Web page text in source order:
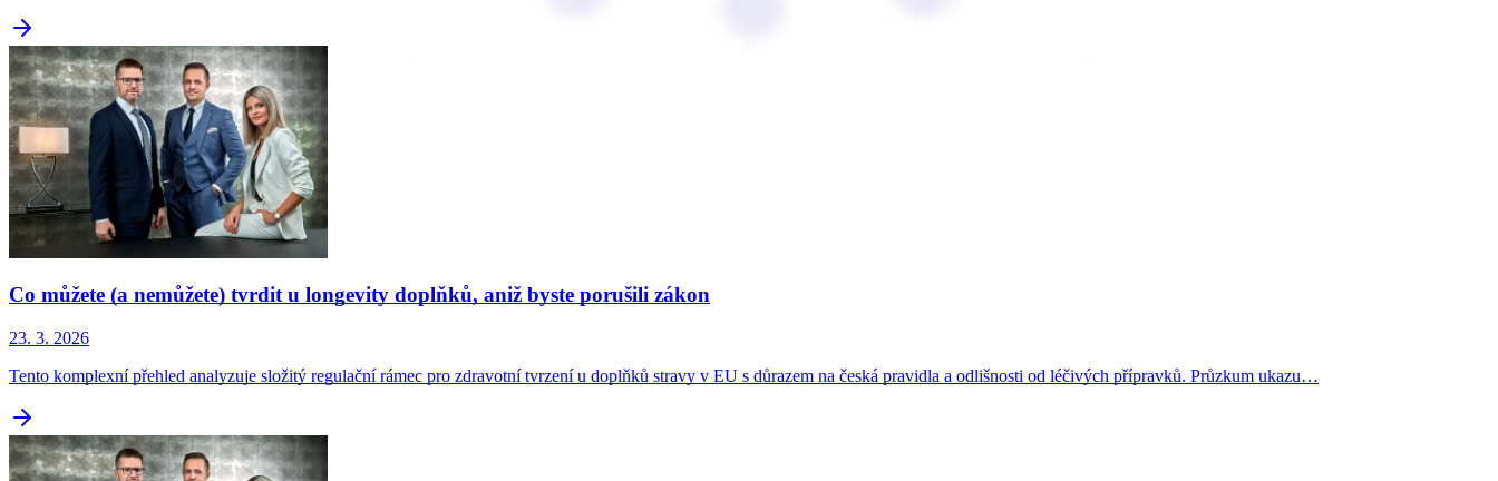
Co můžete (a nemůžete) tvrdit u longevity doplňků, aniž byste porušili zákon
23. 3. 2026
Tento komplexní přehled analyzuje složitý regulační rámec pro zdravotní tvrzení u doplňků stravy v EU s důrazem na česká pravidla a odlišnosti od léčivých přípravků. Průzkum ukazu…